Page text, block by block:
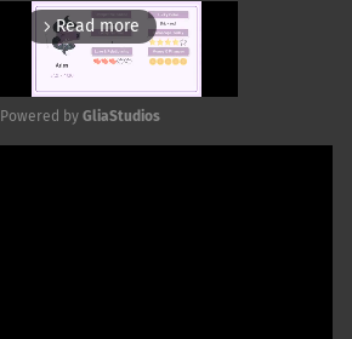
arrow_forward_ios Read more
Powered by GliaStudios